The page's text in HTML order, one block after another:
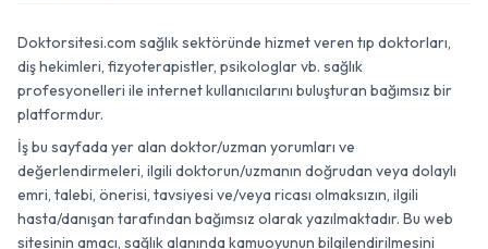
Doktorsitesi.com sağlık sektöründe hizmet veren tıp doktorları,
diş hekimleri, fizyoterapistler, psikologlar vb. sağlık
profesyonelleri ile internet kullanıcılarını buluşturan bağımsız bir
platformdur.
İş bu sayfada yer alan doktor/uzman yorumları ve
değerlendirmeleri, ilgili doktorun/uzmanın doğrudan veya dolaylı
emri, talebi, önerisi, tavsiyesi ve/veya ricası olmaksızın, ilgili
hasta/danışan tarafından bağımsız olarak yazılmaktadır. Bu web
sitesinin amacı, sağlık alanında kamuoyunun bilgilendirilmesini